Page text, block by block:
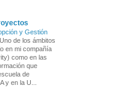
y Gestión
Uno de los ámbitos
en mi compañía
como en las
que
de
y en la U...